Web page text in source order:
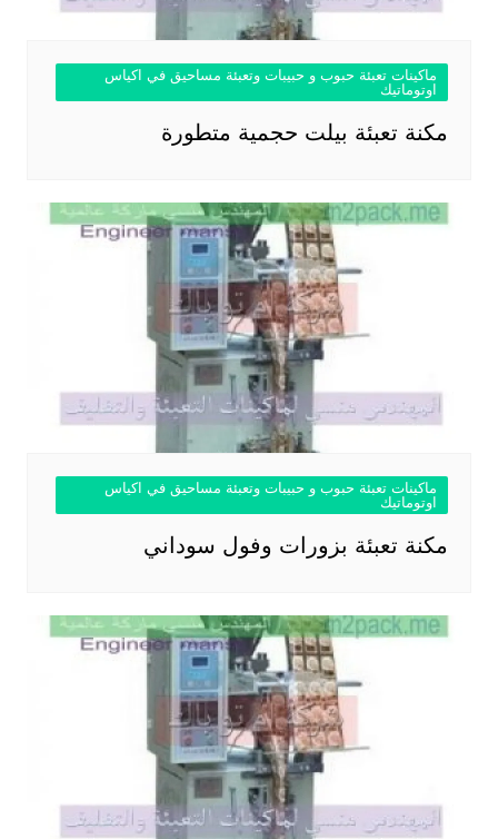
ماكينات تعبئة حبوب و حبيبات وتعبئة مساحيق في اكياس
اوتوماتيك
مكنة تعبئة بيلت حجمية متطورة
ماكينات تعبئة حبوب و حبيبات وتعبئة مساحيق في اكياس
اوتوماتيك
مكنة تعبئة بزورات وفول سوداني